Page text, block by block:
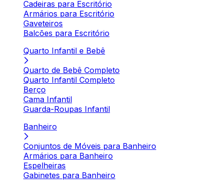
Cadeiras para Escritório
Armários para Escritório
Gaveteiros
Balcões para Escritório
Quarto Infantil e Bebê
Quarto de Bebê Completo
Quarto Infantil Completo
Berço
Cama Infantil
Guarda-Roupas Infantil
Banheiro
Conjuntos de Móveis para Banheiro
Armários para Banheiro
Espelheiras
Gabinetes para Banheiro